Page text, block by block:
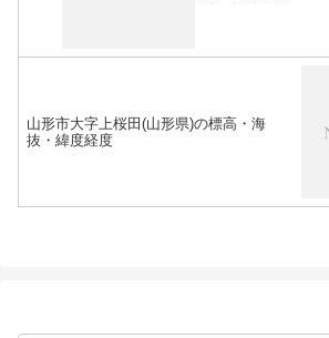
山形市大字上桜田(山形県)の標高・海
抜・緯度経度